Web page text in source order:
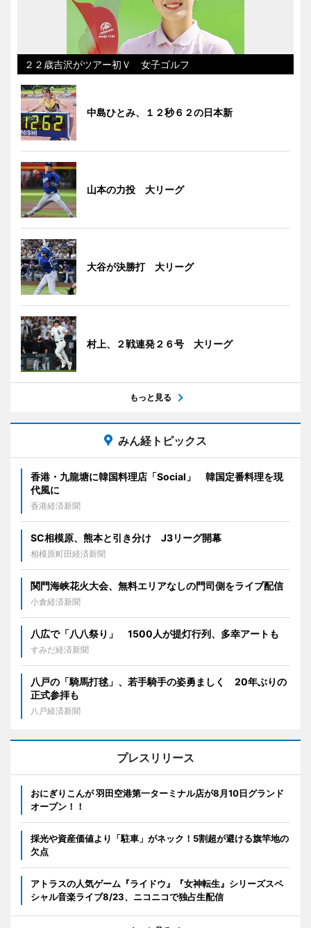
２２歳吉沢がツアー初Ｖ 女子ゴルフ
中島ひとみ、１２秒６２の日本新
山本の力投 大リーグ
大谷が決勝打 大リーグ
村上、２戦連発２６号 大リーグ
もっと見る
みん経トピックス
香港・九龍塘に韓国料理店「Social」 韓国定番料理を現
代風に
香港経済新聞
SC相模原、熊本と引き分け J3リーグ開幕
相模原町田経済新聞
関門海峡花火大会、無料エリアなしの門司側をライブ配信
小倉経済新聞
八広で「八八祭り」 1500人が提灯行列、多幸アートも
すみだ経済新聞
八戸の「騎馬打毬」、若手騎手の姿勇ましく 20年ぶりの
正式参拝も
八戸経済新聞
プレスリリース
おにぎりこんが 羽田空港第一ターミナル店が8月10日グランド
オープン！！
採光や資産価値より「駐車」がネック！5割超が避ける旗竿地の
欠点
アトラスの人気ゲーム『ライドウ』『女神転生』シリーズスペ
シャル音楽ライブ8/23、ニコニコで独占生配信